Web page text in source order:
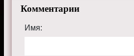
Комментарии
Имя: